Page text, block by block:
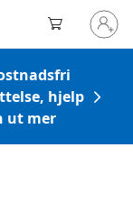
Logg
på
kontoen
hjelp
ut mer